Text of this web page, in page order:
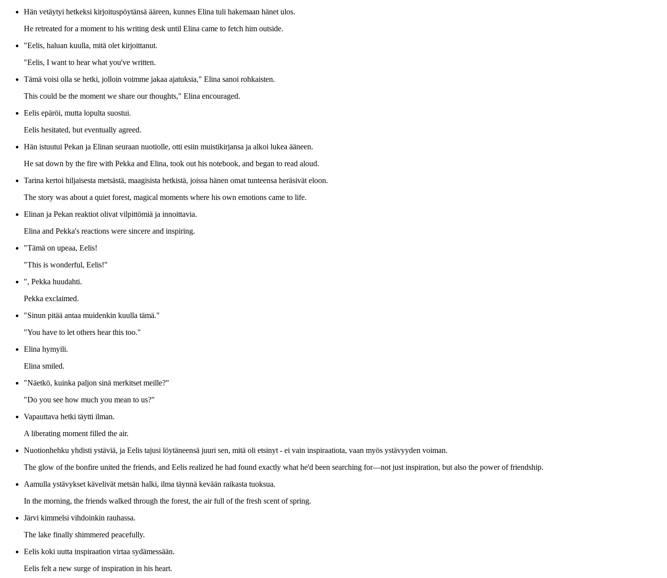
Hän vetäytyi hetkeksi kirjoituspöytänsä ääreen, kunnes Elina tuli hakemaan hänet ulos.
He retreated for a moment to his writing desk until Elina came to fetch him outside.
"Eelis, haluan kuulla, mitä olet kirjoittanut.
"Eelis, I want to hear what you've written.
Tämä voisi olla se hetki, jolloin voimme jakaa ajatuksia," Elina sanoi rohkaisten.
This could be the moment we share our thoughts," Elina encouraged.
Eelis epäröi, mutta lopulta suostui.
Eelis hesitated, but eventually agreed.
Hän istuutui Pekan ja Elinan seuraan nuotiolle, otti esiin muistikirjansa ja alkoi lukea ääneen.
He sat down by the fire with Pekka and Elina, took out his notebook, and began to read aloud.
Tarina kertoi hiljaisesta metsästä, maagisista hetkistä, joissa hänen omat tunteensa heräsivät eloon.
The story was about a quiet forest, magical moments where his own emotions came to life.
Elinan ja Pekan reaktiot olivat vilpittömiä ja innoittavia.
Elina and Pekka's reactions were sincere and inspiring.
"Tämä on upeaa, Eelis!
"This is wonderful, Eelis!"
", Pekka huudahti.
Pekka exclaimed.
"Sinun pitää antaa muidenkin kuulla tämä."
"You have to let others hear this too."
Elina hymyili.
Elina smiled.
"Näetkö, kuinka paljon sinä merkitset meille?"
"Do you see how much you mean to us?"
Vapauttava hetki täytti ilman.
A liberating moment filled the air.
Nuotionhehku yhdisti ystäviä, ja Eelis tajusi löytäneensä juuri sen, mitä oli etsinyt - ei vain inspiraatiota, vaan myös ystävyyden voiman.
The glow of the bonfire united the friends, and Eelis realized he had found exactly what he'd been searching for—not just inspiration, but also the power of friendship.
Aamulla ystävykset kävelivät metsän halki, ilma täynnä kevään raikasta tuoksua.
In the morning, the friends walked through the forest, the air full of the fresh scent of spring.
Järvi kimmelsi vihdoinkin rauhassa.
The lake finally shimmered peacefully.
Eelis koki uutta inspiraation virtaa sydämessään.
Eelis felt a new surge of inspiration in his heart.